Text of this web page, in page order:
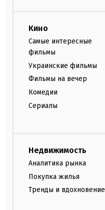
Кино
Самые интересные
фильмы
Украинские фильмы
Фильмы на вечер
Комедии
Сериалы
Недвижимость
Аналитика рынка
Покупка жилья
Тренды и вдохновение